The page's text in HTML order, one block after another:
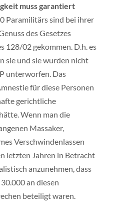
muss garantiert
Paramilitärs sind bei ihrer
des Gesetzes
128/02 gekommen. D.h. es
sie und sie wurden nicht
unterworfen. Das
für diese Personen
gerichtliche
Wenn man die
Massaker,
Verschwindenlassen
letzten Jahren in Betracht
anzunehmen, dass
an diesen
beteiligt waren.